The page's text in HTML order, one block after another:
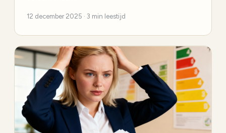
12 december 2025 · 3 min leestijd